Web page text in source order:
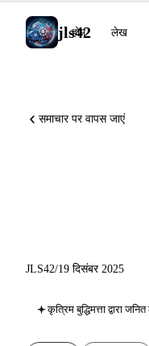
jls42
होम लेख
समाचार पर वापस जाएं
JLS42/19 दिसंबर 2025
कृत्रिम बुद्धिमत्ता द्वारा